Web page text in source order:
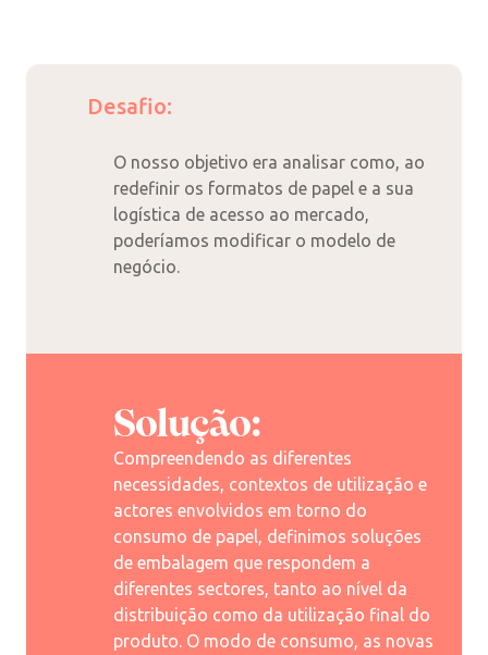
Desafio:
O nosso objetivo era analisar como, ao
redefinir os formatos de papel e a sua
logística de acesso ao mercado,
poderíamos modificar o modelo de
negócio.
Solução:
Compreendendo as diferentes
necessidades, contextos de utilização e
actores envolvidos em torno do
consumo de papel, definimos soluções
de embalagem que respondem a
diferentes sectores, tanto ao nível da
distribuição como da utilização final do
produto. O modo de consumo, as novas